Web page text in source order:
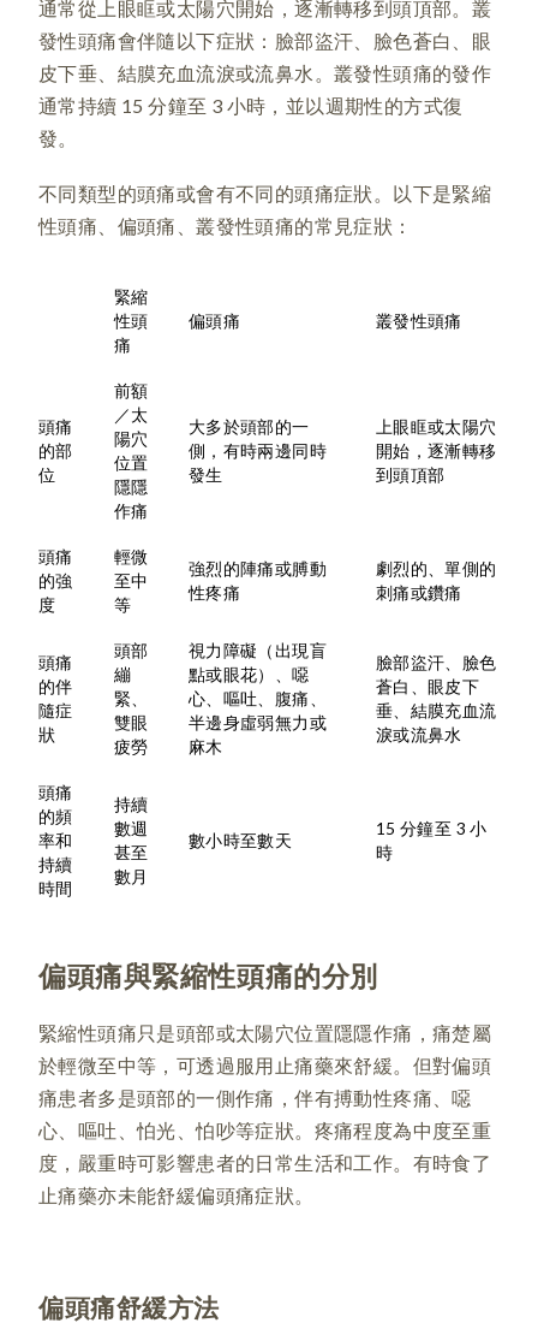
通常從上眼眶或太陽穴開始，逐漸轉移到頭頂部。叢
發性頭痛會伴隨以下症狀：臉部盜汗、臉色蒼白、眼
皮下垂、結膜充血流淚或流鼻水。叢發性頭痛的發作
通常持續 15 分鐘至 3 小時，並以週期性的方式復
發。
不同類型的頭痛或會有不同的頭痛症狀。以下是緊縮
性頭痛、偏頭痛、叢發性頭痛的常見症狀：
緊縮
性頭
痛
偏頭痛 叢發性頭痛
頭痛
的部
位
前額
／太
陽穴
位置
隱隱
作痛
大多於頭部的一
側，有時兩邊同時
發生
上眼眶或太陽穴
開始，逐漸轉移
到頭頂部
頭痛
的強
度
輕微
至中
等
強烈的陣痛或膊動
性疼痛
劇烈的、單側的
刺痛或鑽痛
頭痛
的伴
隨症
狀
頭部
繃
緊、
雙眼
疲勞
視力障礙（出現盲
點或眼花）、噁
心、嘔吐、腹痛、
半邊身虛弱無力或
麻木
臉部盜汗、臉色
蒼白、眼皮下
垂、結膜充血流
淚或流鼻水
頭痛
的頻
率和
持續
時間
持續
數週
甚至
數月
數小時至數天
15 分鐘至 3 小
時
偏頭痛與緊縮性頭痛的分別
緊縮性頭痛只是頭部或太陽穴位置隱隱作痛，痛楚屬
於輕微至中等，可透過服用止痛藥來舒緩。但對偏頭
痛患者多是頭部的一側作痛，伴有搏動性疼痛、噁
心、嘔吐、怕光、怕吵等症狀。疼痛程度為中度至重
度，嚴重時可影響患者的日常生活和工作。有時食了
止痛藥亦未能舒緩偏頭痛症狀。
偏頭痛舒緩方法